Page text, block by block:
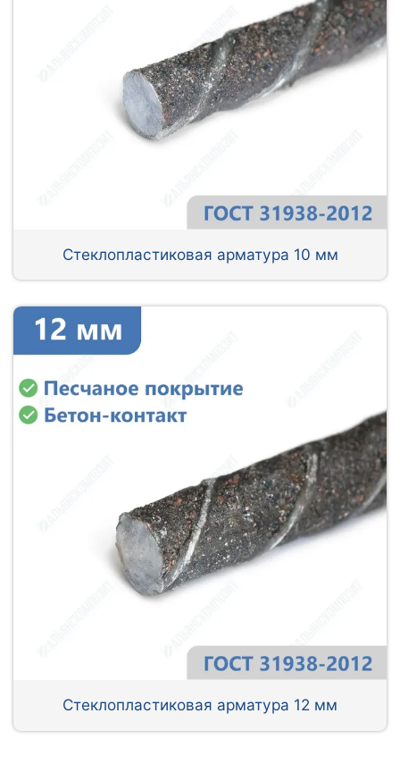
Стеклопластиковая арматура 10 мм
Стеклопластиковая арматура 12 мм